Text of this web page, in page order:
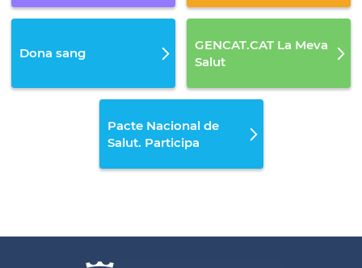
Dona sang
GENCAT.CAT La Meva
Salut
Pacte Nacional de
Salut. Participa